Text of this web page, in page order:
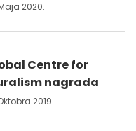
2020.
Centre for
nagrada
2019.